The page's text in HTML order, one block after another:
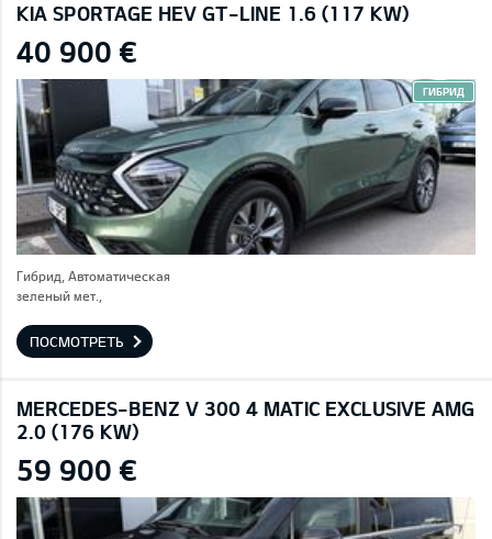
KIA SPORTAGE HEV GT-LINE 1.6 (117 KW)
40 900 €
ГИБРИД
Гибрид, Автоматическая
зеленый мет.,
ПОСМОТРЕТЬ
MERCEDES-BENZ V 300 4 MATIC EXCLUSIVE AMG
2.0 (176 KW)
59 900 €